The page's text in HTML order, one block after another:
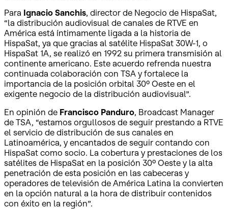
Para Ignacio Sanchis, director de Negocio de HispaSat,
“la distribución audiovisual de canales de RTVE en
América está íntimamente ligada a la historia de
HispaSat, ya que gracias al satélite HispaSat 30W-1, o
HispaSat 1A, se realizó en 1992 su primera transmisión al
continente americano. Este acuerdo refrenda nuestra
continuada colaboración con TSA y fortalece la
importancia de la posición orbital 30º Oeste en el
exigente negocio de la distribución audiovisual”.
En opinión de Francisco Panduro, Broadcast Manager
de TSA, “estamos orgullosos de seguir prestando a RTVE
el servicio de distribución de sus canales en
Latinoamérica, y encantados de seguir contando con
HispaSat como socio. La cobertura y prestaciones de los
satélites de HispaSat en la posición 30º Oeste y la alta
penetración de esta posición en las cabeceras y
operadores de televisión de América Latina la convierten
en la opción natural a la hora de distribuir contenidos
con éxito en la región”.